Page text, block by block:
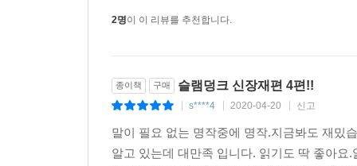
2명이 이 리뷰를 추천합니다.
종이책 구매 슬램덩크 신장재편 4편!!
s****4 2020-04-20 신고
말이 필요 없는 명작중에 명작.지금봐도 재밌
알고 있는데 대만족 입니다. 읽기도 딱 좋아